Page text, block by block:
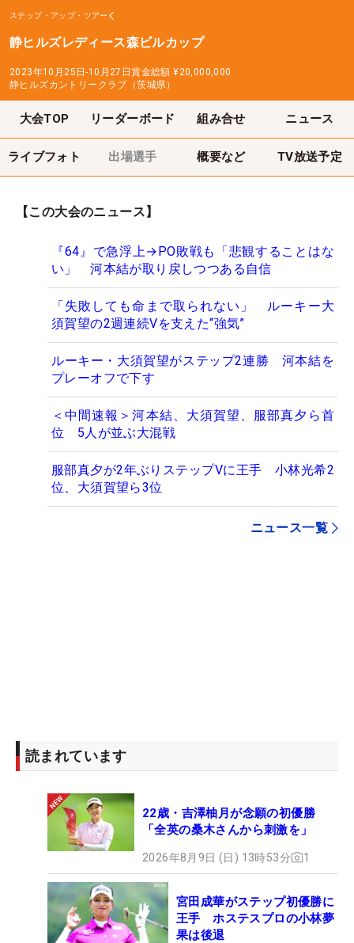
ステップ・アップ・ツアー
静ヒルズレディース森ビルカップ
2023年10月25日-10月27日賞金総額 ¥20,000,000
静ヒルズカントリークラブ（茨城県）
大会TOP リーダーボード 組み合せ ニュース
ライブフォト 出場選手 概要など TV放送予定
【この大会のニュース】
『64』で急浮上→PO敗戦も「悲観することはな
い」 河本結が取り戻しつつある自信
「失敗しても命まで取られない」 ルーキー大
須賀望の2週連続Vを支えた“強気”
ルーキー・大須賀望がステップ2連勝 河本結を
プレーオフで下す
＜中間速報＞河本結、大須賀望、服部真夕ら首
位 5人が並ぶ大混戦
服部真夕が2年ぶりステップVに王手 小林光希2
位、大須賀望ら3位
ニュース一覧
読まれています
22歳・吉澤柚月が念願の初優勝
「全英の桑木さんから刺激を」
2026年8月9日 (日) 13時53分 1
宮田成華がステップ初優勝に
王手 ホステスプロの小林夢
果は後退